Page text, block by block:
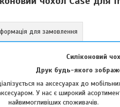
для замовлення
Силіконовий
Друк будь-якого
на аксесуарах до
У нас є широкий